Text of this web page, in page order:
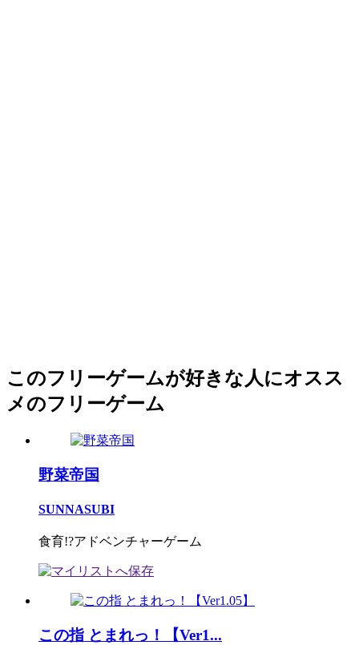
このフリーゲームが好きな人にオスス
メのフリーゲーム
野菜帝国
SUNNASUBI
食育!?アドベンチャーゲーム
この指 とまれっ！【Ver1...